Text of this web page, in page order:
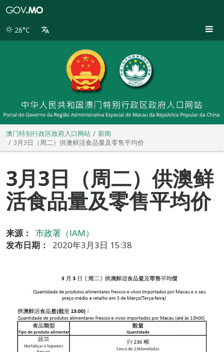
别
26°C
澳门特别行政区政府入口网站
新闻
3月3日（周二）供澳鲜活食品量及零售平均价
3月3日（周二）供澳鲜
活食品量及零售平均价
来源：
市政署（IAM）
发布日期：
2020年3月3日 15:38